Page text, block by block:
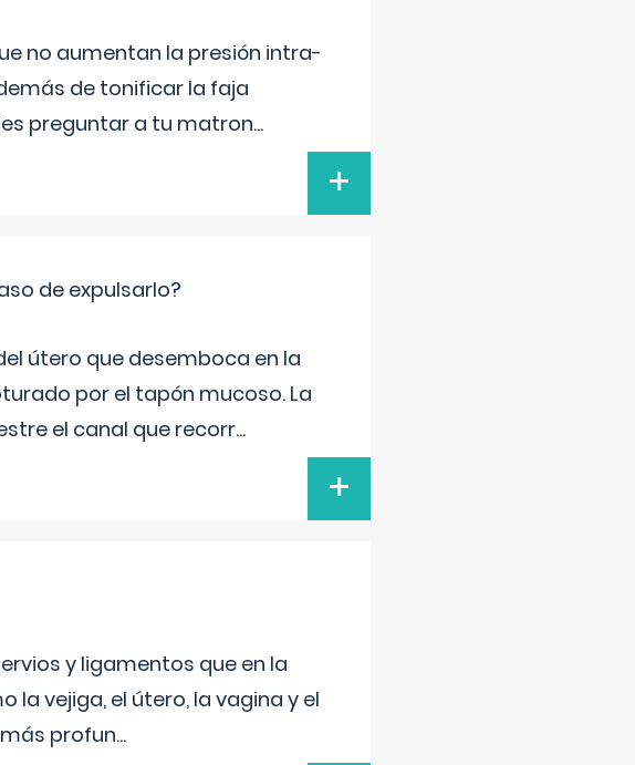
no aumentan la presión intra-
de tonificar la faja
preguntar a tu matron...
+
de expulsarlo?
útero que desemboca en la
por el tapón mucoso. La
el canal que recorr...
+
y ligamentos que en la
la vejiga, el útero, la vagina y el
profun...